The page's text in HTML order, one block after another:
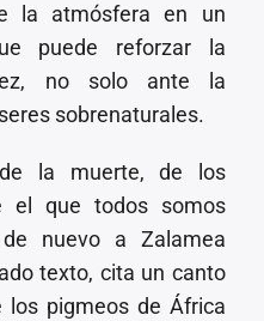
la atmósfera en un
puede reforzar la
no solo ante la
sobrenaturales.
de la muerte, de los
el que todos somos
nuevo a Zalamea
texto, cita un canto
pigmeos de África